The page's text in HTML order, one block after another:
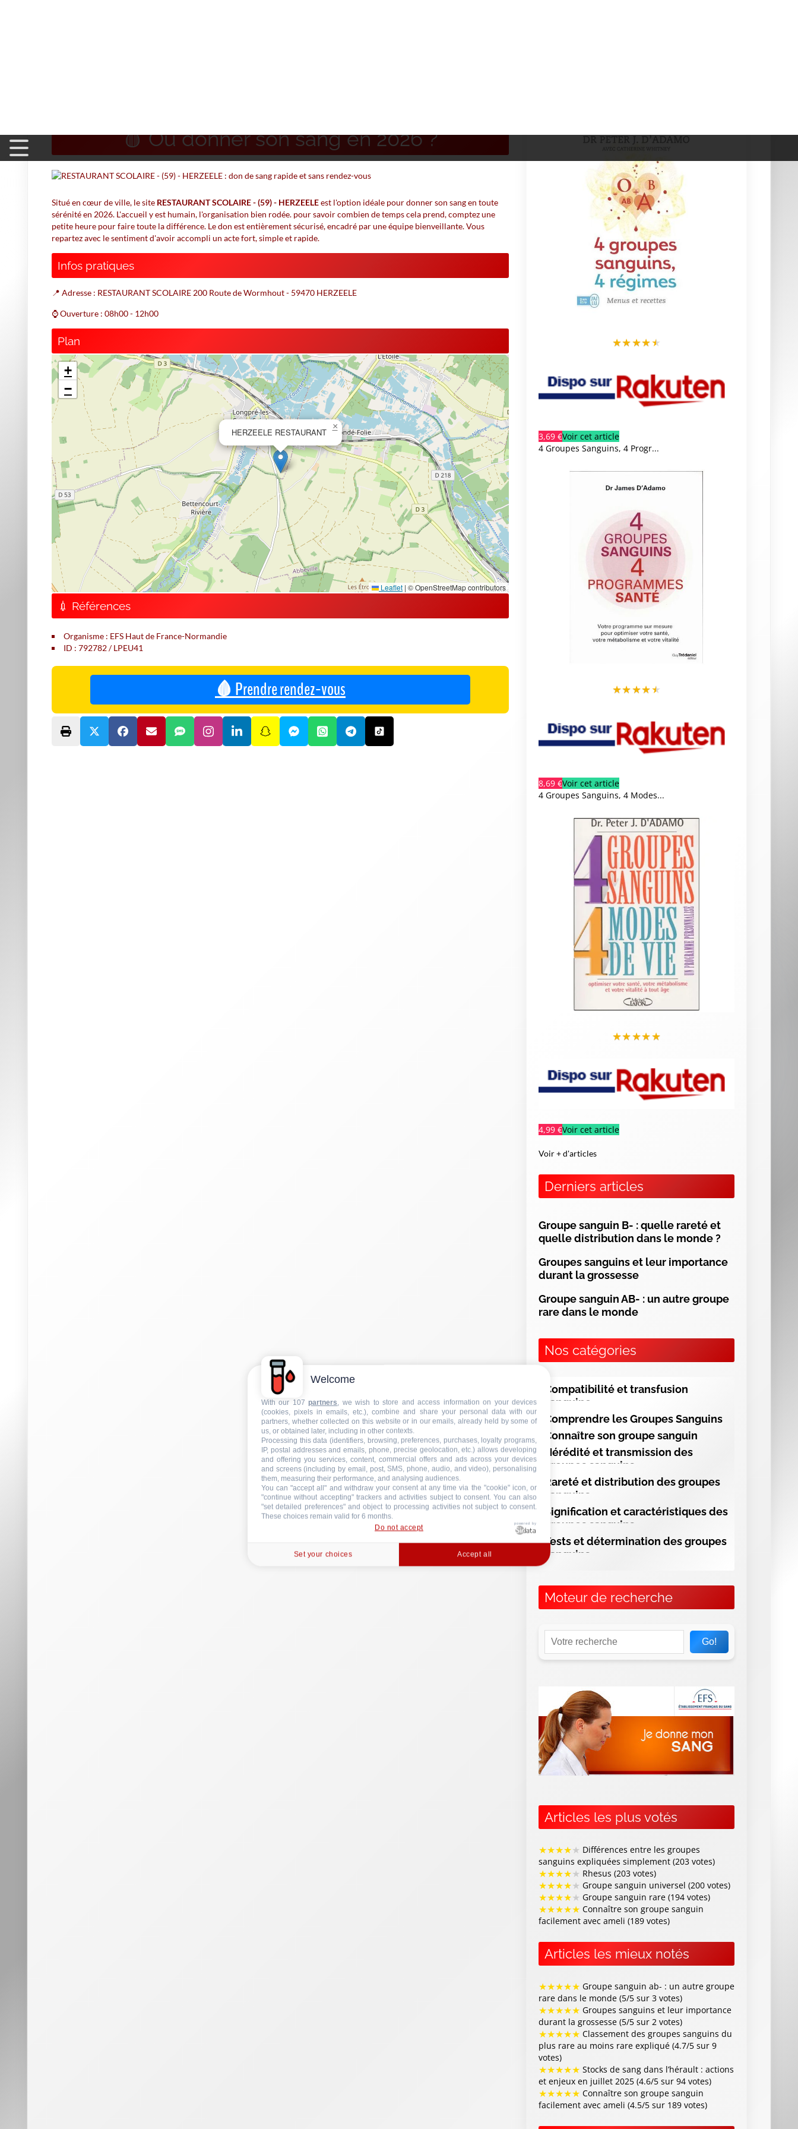
🩸 Où donner son sang en 2026 ?
Situé en cœur de ville, le site RESTAURANT SCOLAIRE - (59) - HERZEELEest l'option idéale pour donner son sang en toute
sérénité en 2026. L'accueil y est humain, l'organisation bien rodée. pour savoir combien de temps cela prend, comptez une
petite heure pour faire toute la différence. Le don est entièrement sécurisé, encadré par une équipe bienveillante. Vous
repartez avec le sentiment d'avoir accompli un acte fort, simple et rapide.
Infos pratiques
📍 Adresse : RESTAURANT SCOLAIRE 200 Route de Wormhout - 59470 HERZEELE
⌚ Ouverture : 08h00 - 12h00
Plan
HERZEELE RESTAURANT
×
+
−
Leaflet | © OpenStreetMap contributors
💉 Références
Organisme : EFS Haut de France-Normandie
ID : 792782 / LPEU41
🩸 Prendre rendez-vous
★★★★★
3,69 €Voir cet article
4 Groupes Sanguins, 4 Progr...
★★★★★
8,69 €Voir cet article
4 Groupes Sanguins, 4 Modes...
★★★★★
4,99 €Voir cet article
Voir + d'articles
Derniers articles
Groupe sanguin B- : quelle rareté et
quelle distribution dans le monde ?
Groupes sanguins et leur importance
durant la grossesse
Groupe sanguin AB- : un autre groupe
rare dans le monde
Nos catégories
Compatibilité et transfusion
sanguine
Comprendre les Groupes Sanguins
Connaître son groupe sanguin
Hérédité et transmission des
groupes sanguins
Rareté et distribution des groupes
sanguins
Signification et caractéristiques des
groupes sanguins
Tests et détermination des groupes
sanguins
Moteur de recherche
Go!
Articles les plus votés
★★★★★ Différences entre les groupes
sanguins expliquées simplement (203 votes)
★★★★★ Rhesus (203 votes)
★★★★★ Groupe sanguin universel (200 votes)
★★★★★ Groupe sanguin rare (194 votes)
★★★★★ Connaître son groupe sanguin
facilement avec ameli (189 votes)
Articles les mieux notés
★★★★★ Groupe sanguin ab- : un autre groupe
rare dans le monde (5/5 sur 3 votes)
★★★★★ Groupes sanguins et leur importance
durant la grossesse (5/5 sur 2 votes)
★★★★★ Classement des groupes sanguins du
plus rare au moins rare expliqué (4.7/5 sur 9
votes)
★★★★★ Stocks de sang dans l’hérault : actions
et enjeux en juillet 2025 (4.6/5 sur 94 votes)
★★★★★ Connaître son groupe sanguin
facilement avec ameli (4.5/5 sur 189 votes)
"continue without accepting" trackers and activities subject to consent. You can also
"set detailed preferences" and object to processing activities not subject to consent.
These choices remain valid for 6 months.
Set your choices Accept all